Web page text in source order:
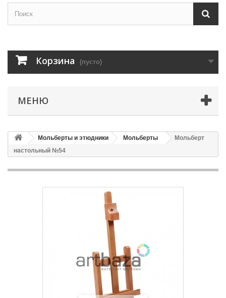
Корзина (пусто)
МЕНЮ
Мольберты и этюдники Мольберты
Мольберт
настольный №54